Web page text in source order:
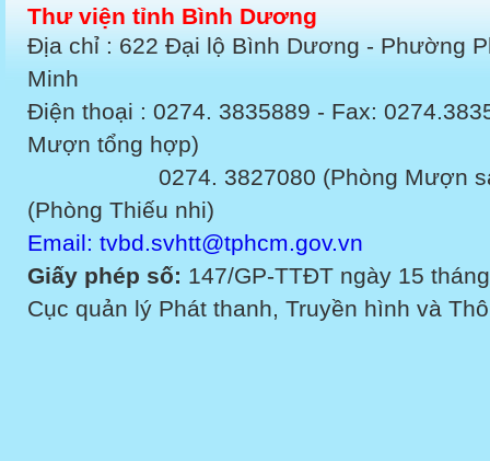
Thư viện tỉnh Bình Dương
Địa chỉ : 622 Đại lộ Bình Dương - Phường
Minh
Điện thoại : 0274. 3835889 - Fax:
Mượn tổng hợp)
0274. 3827080 (Phòng Mượn sách
(Phòng Thiếu nhi)
Email: tvbd.svhtt@tphcm.gov.vn
Giấy phép số: 147/GP-TTĐT ngày 15
Cục quản lý Phát thanh, Truyền hình và